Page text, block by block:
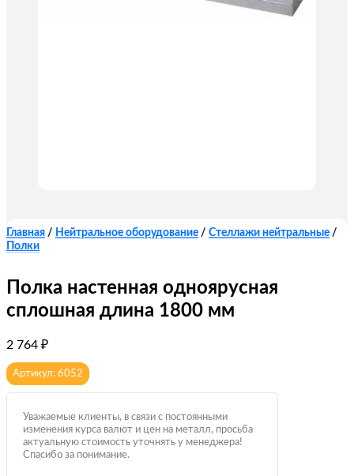
Главная / Нейтральное оборудование / Стеллажи нейтральные /
Полки
Полка настенная одноярусная
сплошная длина 1800 мм
2 764 ₽
Артикул: 6052
Уважаемые клиенты, в связи с постоянными
изменения курса валют и цен на металл, просьба
актуальную стоимость уточнять у менеджера!
Спасибо за понимание.